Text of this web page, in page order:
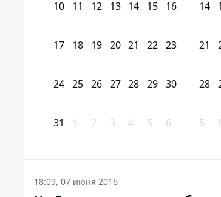
10 11 12 13 14 15 16
17 18 19 20 21 22 23
24 25 26 27 28 29 30
31 1 2 3 4 5 6
14
21
28
5
18:09, 07 июня 2016